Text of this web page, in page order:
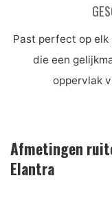
Past perfect op
die een
oppervlak
Afmetingen
Elantra